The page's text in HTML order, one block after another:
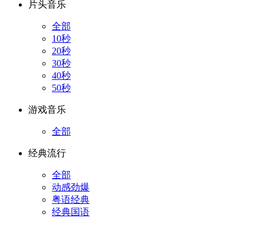
片头音乐
全部
10秒
20秒
30秒
40秒
50秒
游戏音乐
全部
经典流行
全部
动感劲爆
粤语经典
经典国语